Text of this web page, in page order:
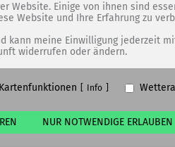
(Wenko-Wenselaar GmbH & Co. KG)
/ SPAM Schutz
Entscheidungscookie
Website. Einige von ihnen sind
Website und Ihre Erfahrung zu
kann meine Einwilligung jederzeit
widerrufen oder ändern.
Kartenfunktionen Info
NUR NOTWENDIGE ERLAUBEN